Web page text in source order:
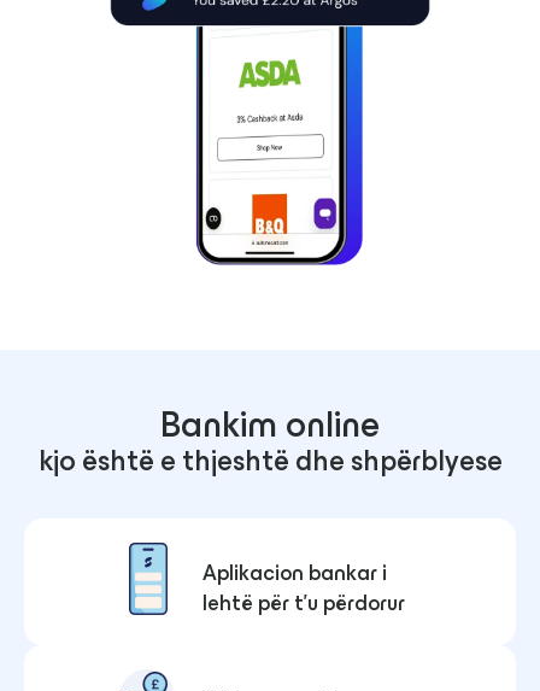
Bankim online
kjo është e thjeshtë dhe shpërblyese
Aplikacion bankar i
lehtë për t’u përdorur